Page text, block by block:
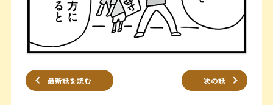
最新話を読む 次の話